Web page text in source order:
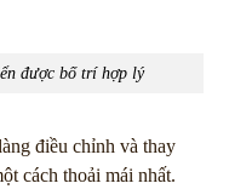
được bố trí hợp lý
điều chỉnh và thay
cách thoải mái nhất.